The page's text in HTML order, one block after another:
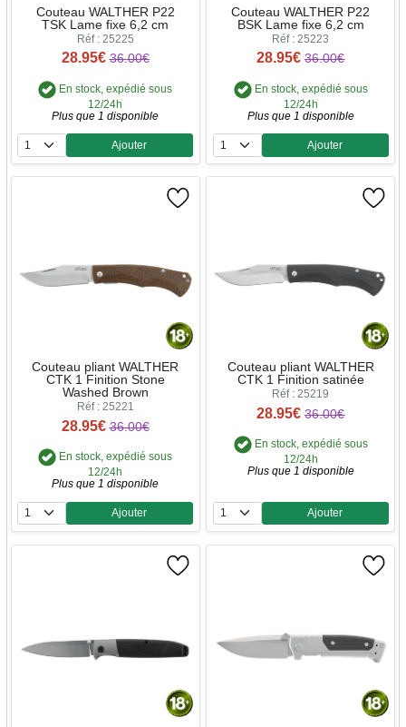
Couteau WALTHER P22
TSK Lame fixe 6,2 cm
Réf : 25225
28.95€ 36.00€
En stock, expédié sous
12/24h
Plus que 1 disponible
Quantité
Ajouter
Couteau WALTHER P22
BSK Lame fixe 6,2 cm
Réf : 25223
28.95€ 36.00€
En stock, expédié sous
12/24h
Plus que 1 disponible
Quantité
Ajouter
Couteau pliant WALTHER
CTK 1 Finition Stone
Washed Brown
Réf : 25221
28.95€ 36.00€
En stock, expédié sous
12/24h
Plus que 1 disponible
Quantité
Ajouter
Couteau pliant WALTHER
CTK 1 Finition satinée
Réf : 25219
28.95€ 36.00€
En stock, expédié sous
12/24h
Plus que 1 disponible
Quantité
Ajouter